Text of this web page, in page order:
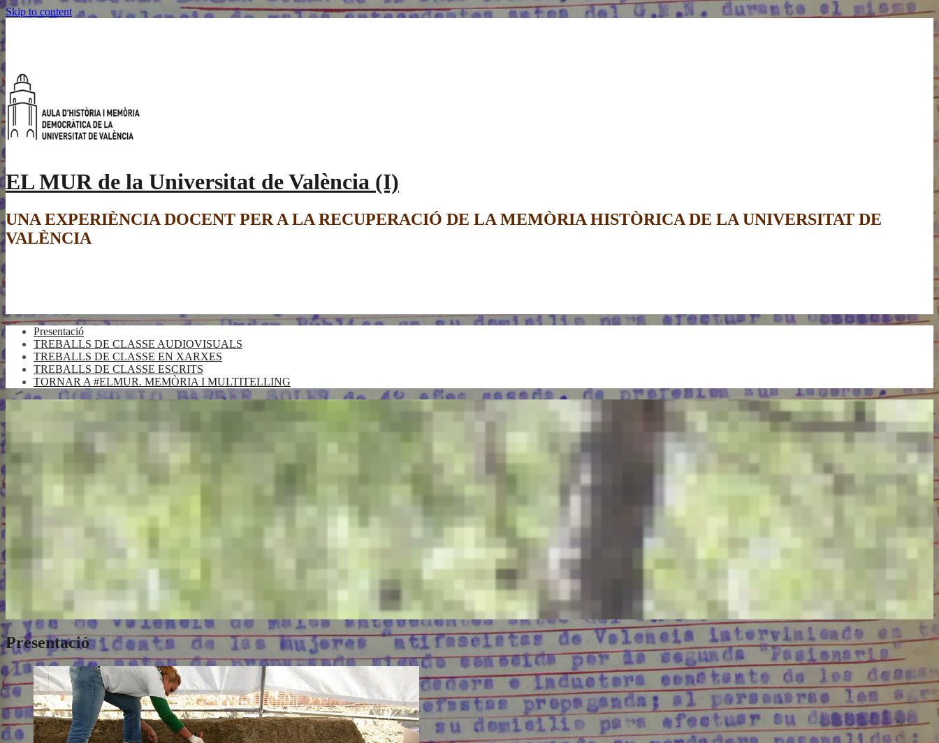
Skip to content
EL MUR de la Universitat de València (I)
UNA EXPERIÈNCIA DOCENT PER A LA RECUPERACIÓ DE LA MEMÒRIA HISTÒRICA DE LA UNIVERSITAT DE
VALÈNCIA
Presentació
TREBALLS DE CLASSE AUDIOVISUALS
TREBALLS DE CLASSE EN XARXES
TREBALLS DE CLASSE ESCRITS
TORNAR A #ELMUR. MEMÒRIA I MULTITELLING
Presentació